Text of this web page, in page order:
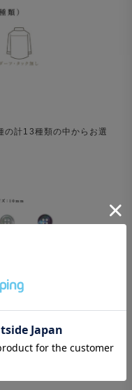
の計13種類の中からお選